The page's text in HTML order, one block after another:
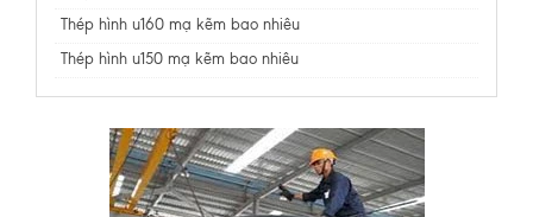
Thép hình u160 mạ kẽm bao nhiêu
Thép hình u150 mạ kẽm bao nhiêu